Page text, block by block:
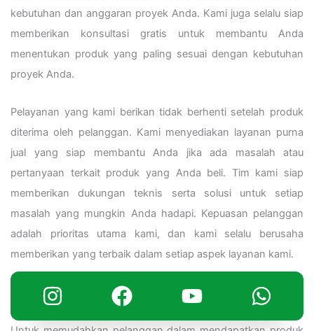
kebutuhan dan anggaran proyek Anda. Kami juga selalu siap
memberikan konsultasi gratis untuk membantu Anda
menentukan produk yang paling sesuai dengan kebutuhan
proyek Anda.
Pelayanan yang kami berikan tidak berhenti setelah produk
diterima oleh pelanggan. Kami menyediakan layanan purna
jual yang siap membantu Anda jika ada masalah atau
pertanyaan terkait produk yang Anda beli. Tim kami siap
memberikan dukungan teknis serta solusi untuk setiap
masalah yang mungkin Anda hadapi. Kepuasan pelanggan
adalah prioritas utama kami, dan kami selalu berusaha
memberikan yang terbaik dalam setiap aspek layanan kami.
Mudahnya Pemesanan dan Pengiriman